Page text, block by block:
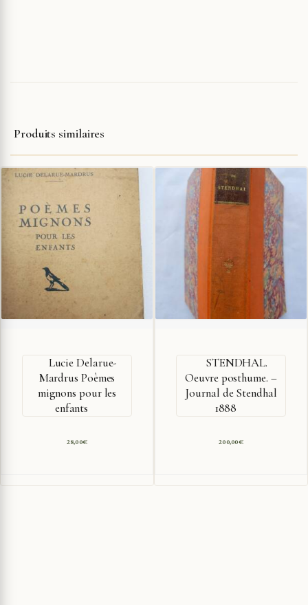
Produits similaires
Lucie Delarue-
Mardrus Poèmes
mignons pour les
enfants
28,00€
STENDHAL.
Oeuvre posthume. –
Journal de Stendhal
1888
200,00€